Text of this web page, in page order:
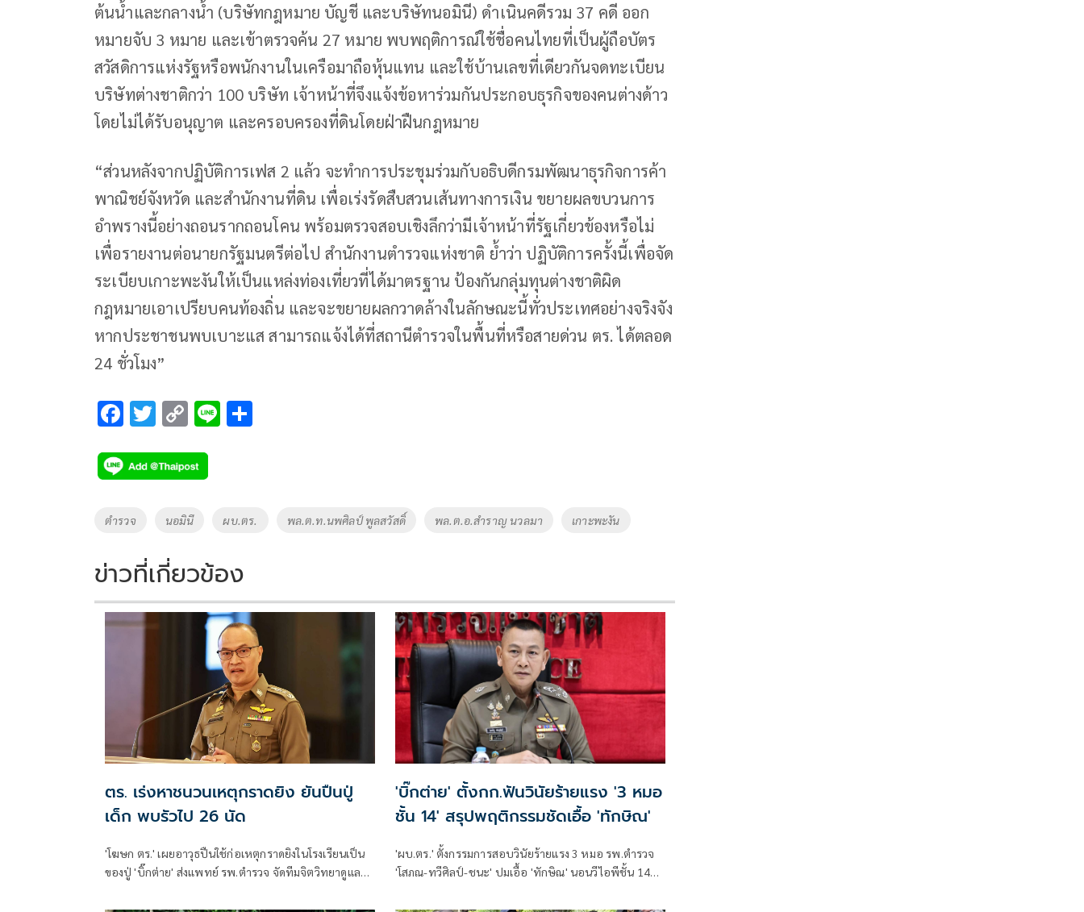
ต้นน้ำและกลางน้ำ (บริษัทกฎหมาย บัญชี และบริษัทนอมินี) ดำเนินคดีรวม 37 คดี ออก
หมายจับ 3 หมาย และเข้าตรวจค้น 27 หมาย พบพฤติการณ์ใช้ชื่อคนไทยที่เป็นผู้ถือบัตร
สวัสดิการแห่งรัฐหรือพนักงานในเครือมาถือหุ้นแทน และใช้บ้านเลขที่เดียวกันจดทะเบียน
บริษัทต่างชาติกว่า 100 บริษัท เจ้าหน้าที่จึงแจ้งข้อหาร่วมกันประกอบธุรกิจของคนต่างด้าว
โดยไม่ได้รับอนุญาต และครอบครองที่ดินโดยฝ่าฝืนกฎหมาย
“ส่วนหลังจากปฏิบัติการเฟส 2 แล้ว จะทำการประชุมร่วมกับอธิบดีกรมพัฒนาธุรกิจการค้า
พาณิชย์จังหวัด และสำนักงานที่ดิน เพื่อเร่งรัดสืบสวนเส้นทางการเงิน ขยายผลขบวนการ
อำพรางนี้อย่างถอนรากถอนโคน พร้อมตรวจสอบเชิงลึกว่ามีเจ้าหน้าที่รัฐเกี่ยวข้องหรือไม่
เพื่อรายงานต่อนายกรัฐมนตรีต่อไป สำนักงานตำรวจแห่งชาติ ย้ำว่า ปฏิบัติการครั้งนี้เพื่อจัด
ระเบียบเกาะพะงันให้เป็นแหล่งท่องเที่ยวที่ได้มาตรฐาน ป้องกันกลุ่มทุนต่างชาติผิด
กฎหมายเอาเปรียบคนท้องถิ่น และจะขยายผลกวาดล้างในลักษณะนี้ทั่วประเทศอย่างจริงจัง
หากประชาชนพบเบาะแส สามารถแจ้งได้ที่สถานีตำรวจในพื้นที่หรือสายด่วน ตร. ได้ตลอด
24 ชั่วโมง”
F
e
b
o
k
T
tt
er
C
p
y
Li
k
Li
Tags
ตำรวจ นอมินี ผบ.ตร. พล.ต.ท.นพศิลป์ พูลสวัสดิ์ พล.ต.อ.สำราญ นวลมา เกาะพะงัน
ข่าวที่เกี่ยวข้อง
ตร. เร่งหาชนวนเหตุกราดยิง ยันปืนปู่
เด็ก พบรัวไป 26 นัด
'โฆษก ตร.' เผยอาวุธปืนใช้ก่อเหตุกราดยิงในโรงเรียนเป็น
ของปู่ 'บิ๊กต่าย' ส่งแพทย์ รพ.ตำรวจ จัดทีมจิตวิทยาดูแล
'บิ๊กต่าย' ตั้งกก.ฟันวินัยร้ายแรง '3 หมอ
ชั้น 14' สรุปพฤติกรรมชัดเอื้อ 'ทักษิณ'
'ผบ.ตร.' ตั้งกรรมการสอบวินัยร้ายแรง 3 หมอ รพ.ตำรวจ
'โสภณ-ทวีศิลป์-ชนะ' ปมเอื้อ 'ทักษิณ' นอนวีไอพีชั้น 14